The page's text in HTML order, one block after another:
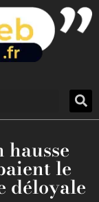
le
déloyale